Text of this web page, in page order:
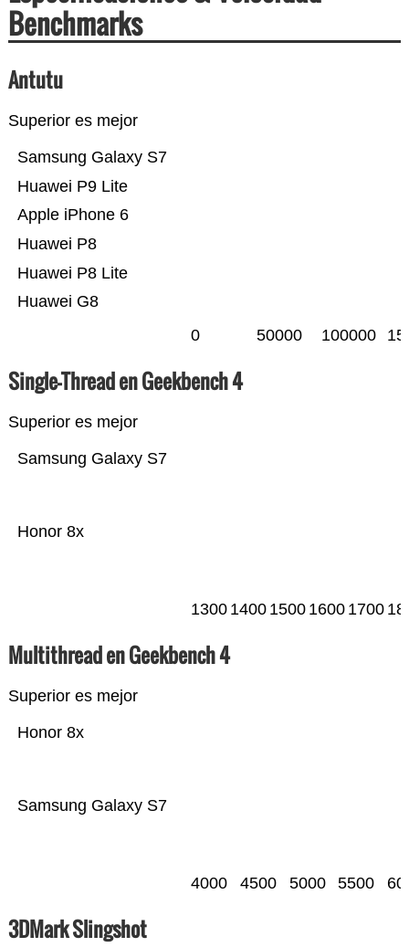
Benchmarks
Antutu
Superior es mejor
Huawei G8
Huawei P8 Lite
Huawei P8
Apple iPhone 6
Huawei P9 Lite
Samsung Galaxy S7
0 50000 100000
Single-Thread en Geekbench 4
Superior es mejor
Honor 8x
Samsung Galaxy S7
1300 1400 1500 1600 1700
Multithread en Geekbench 4
Superior es mejor
Samsung Galaxy S7
Honor 8x
4000 4500 5000 5500
3DMark Slingshot